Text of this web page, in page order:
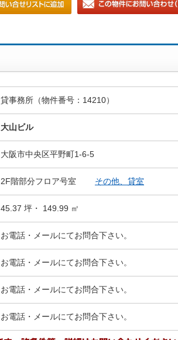
貸事務所（物件番号：14210）
大山ビル
大阪市中央区平野町1-6-5
2F階部分フロア号室 その他、貸室
45.37 坪・ 149.99 ㎡
お電話・メールにてお問合下さい。
お電話・メールにてお問合下さい。
お電話・メールにてお問合下さい。
お電話・メールにてお問合下さい。